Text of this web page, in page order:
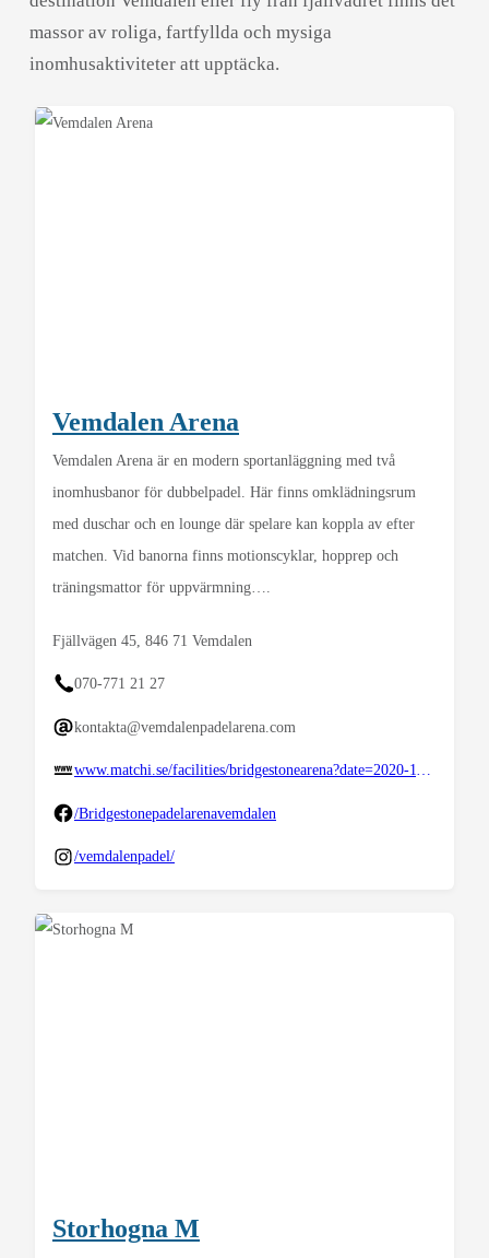
massor av roliga, fartfyllda och mysiga
inomhusaktiviteter att upptäcka.
Vemdalen Arena
Vemdalen Arena är en modern sportanläggning med två
inomhusbanor för dubbelpadel. Här finns omklädningsrum
med duschar och en lounge där spelare kan koppla av efter
matchen. Vid banorna finns motionscyklar, hopprep och
träningsmattor för uppvärmning….
Fjällvägen 45, 846 71 Vemdalen
070-771 21 27
kontakta@vemdalenpadelarena.com
www.matchi.se/facilities/bridgestonearena?date=2020-11-11&sport=
/Bridgestonepadelarenavemdalen
/vemdalenpadel/
Storhogna M